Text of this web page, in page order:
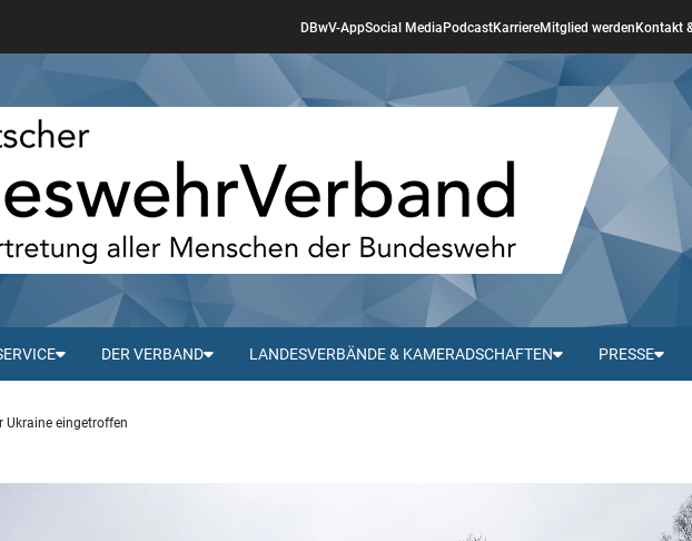
DBwV-AppSocial Media PodcastKarriereMitglied werden Kontakt
DER VERBAND LANDESVERBÄNDE & KAMERADSCHAFTEN PRESSE
Ukraine eingetroffen